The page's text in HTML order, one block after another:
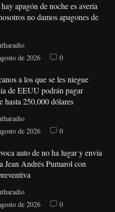
apagón de noche es avería
no damos apagones de
de 2026
0
a los que se les niegue
de EEUU podrán pagar
hasta 250,000 dólares
de 2026
0
auto de no ha lugar y envía
Jean Andrés Pumarol con
de 2026
0